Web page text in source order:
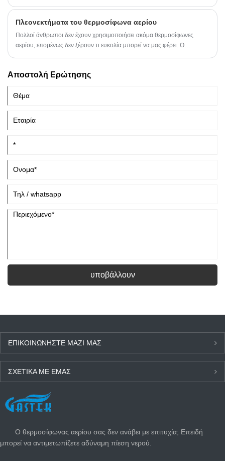
Πλεονεκτήματα του θερμοσίφωνα αερίου
Πολλοί άνθρωποι δεν έχουν χρησιμοποιήσει ακόμα θερμοσίφωνες
αερίου, επομένως δεν ξέρουν τι ευκολία μπορεί να μας φέρει. Ο
Αποστολή Ερώτησης
υποβάλλουν
ΕΠΙΚΟΙΝΩΝΉΣΤΕ ΜΑΖΊ ΜΑΣ
ΣΧΕΤΙΚΆ ΜΕ ΕΜΆΣ
ΤΕΛΕΥΤΑΊΑ ΝΈΑ
Ο θερμοσίφωνας αερίου σας δεν ανάβει με επιτυχία; Επειδή
μπορεί να αντιμετωπίζετε αδύναμη πίεση νερού.